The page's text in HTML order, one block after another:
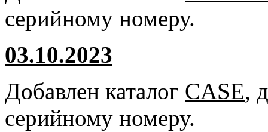
серийному номеру.
03.10.2023
Добавлен каталог CASE,
серийному номеру.